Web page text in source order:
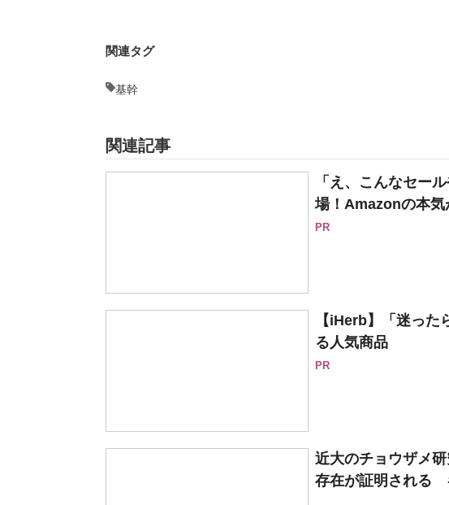
関連タグ
基幹
関連記事
「え、こんなセー
場！Amazonの本気
PR
【iHerb】「迷っ
る人気商品
PR
近大のチョウザメ
存在が証明される